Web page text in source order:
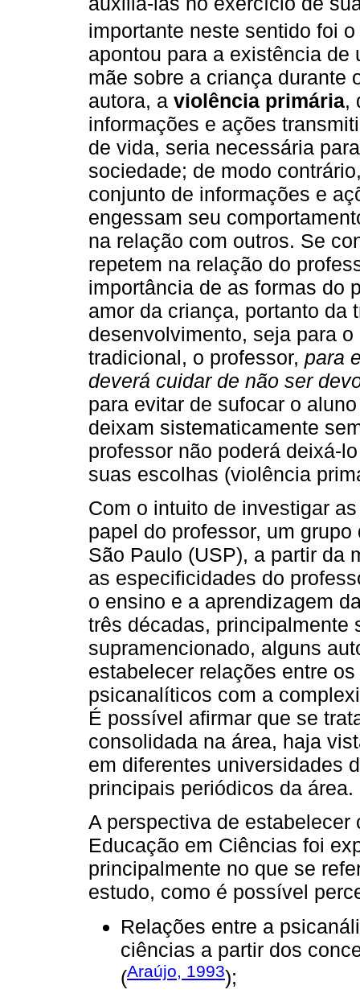
importante neste sentido foi
apontou para a existência
mãe sobre a criança durante
autora, a violência primária,
informações e ações
de vida, seria necessária
sociedade; de modo
conjunto de informações e
engessam seu
na relação com outros. Se
repetem na relação do
importância de as formas do
amor da criança, portanto da
desenvolvimento, seja para
tradicional, o professor, para
deverá cuidar de não ser
para evitar de sufocar o
deixam sistematicamente
professor não poderá deixá-
suas escolhas (violência
Com o intuito de investigar
papel do professor, um
São Paulo (USP), a partir da
as especificidades do
o ensino e a aprendizagem
três décadas, principalmente
supramencionado, alguns
estabelecer relações entre
psicanalíticos com a
É possível afirmar que se
consolidada na área, haja
em diferentes universidades
principais periódicos da área.
A perspectiva de
Educação em Ciências foi
principalmente no que se
estudo, como é possível
Relações entre a
ciências a partir dos
(Araújo, 1993);